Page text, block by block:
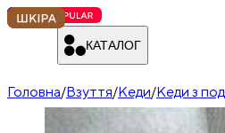
КАТАЛОГ
Головна/Взуття/Кеди/Кеди з